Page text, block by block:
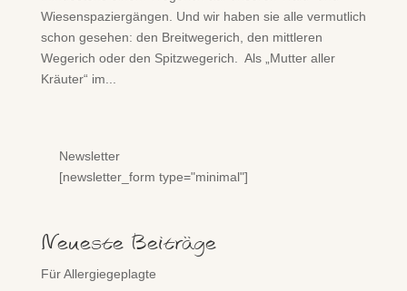
Wiesenspaziergängen. Und wir haben sie alle vermutlich
schon gesehen: den Breitwegerich, den mittleren
Wegerich oder den Spitzwegerich. Als „Mutter aller
Kräuter“ im...
Newsletter
[newsletter_form type="minimal"]
Neueste Beiträge
Für Allergiegeplagte